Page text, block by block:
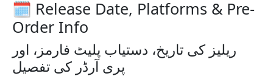
🗓 Release Date, Platforms & Pre-
Order Info
ریلیز کی تاریخ، دستیاب پلیٹ فارمز، اور
پری آرڈر کی تفصیل